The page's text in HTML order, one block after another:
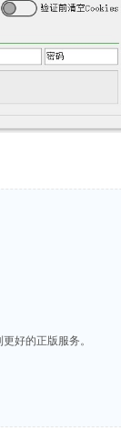
好的正版服务。